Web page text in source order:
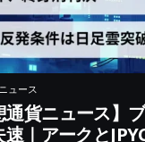
ニュース
通貨ニュース】
速｜アークと